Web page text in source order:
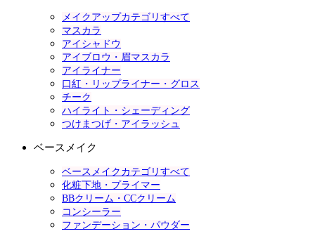
メイクアップカテゴリすべて
マスカラ
アイシャドウ
アイブロウ・眉マスカラ
アイライナー
口紅・リップライナー・グロス
チーク
ハイライト・シェーディング
つけまつげ・アイラッシュ
ベースメイク
ベースメイクカテゴリすべて
化粧下地・プライマー
BBクリーム・CCクリーム
コンシーラー
ファンデーション・パウダー